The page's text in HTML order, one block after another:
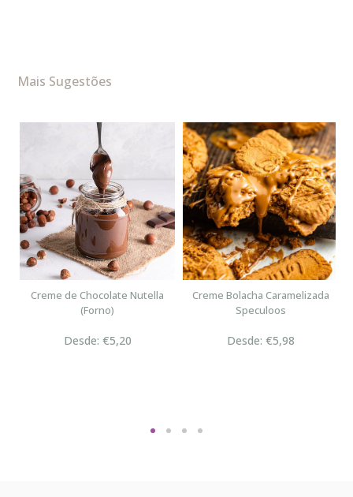
Mais Sugestões
Creme de Chocolate Nutella
(Forno)
Desde: €5,20
Creme Bolacha Caramelizada
Speculoos
Desde: €5,98